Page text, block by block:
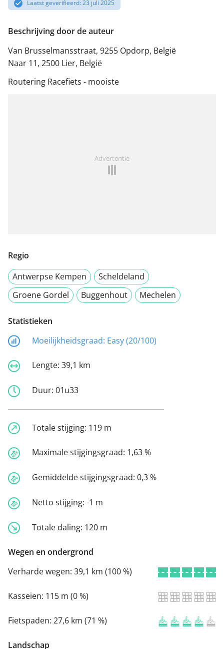
Laatst geverifieerd: 23 juli 2025
Beschrijving door de auteur
Van Brusselmansstraat, 9255 Opdorp, België
Naar 11, 2500 Lier, België
Routering Racefiets - mooiste
Advertentie
Regio
Antwerpse Kempen
Scheldeland
Groene Gordel
Buggenhout Mechelen
Statistieken
Moeilijkheidsgraad: Easy (20/100)
Lengte: 39,1 km
Duur: 01u33
Totale stijging: 119 m
Maximale stijgingsgraad: 1,63 %
Gemiddelde stijgingsgraad: 0,3 %
Netto stijging: -1 m
Totale daling: 120 m
Wegen en ondergrond
Verharde wegen: 39,1 km (100 %)
Kasseien: 115 m (0 %)
Fietspaden: 27,6 km (71 %)
Landschap